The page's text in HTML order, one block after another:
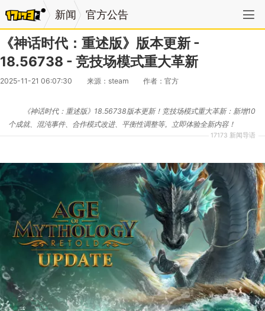
新闻 官方公告
《神话时代：重述版》版本更新 -
18.56738 - 竞技场模式重大革新
2025-11-21 06:07:30 来源：steam 作者：官方
17173 新闻导语
《神话时代：重述版》18.56738版本更新！竞技场模式重大革新：新增10
个成就、混沌事件、合作模式改进、平衡性调整等。立即体验全新内容！